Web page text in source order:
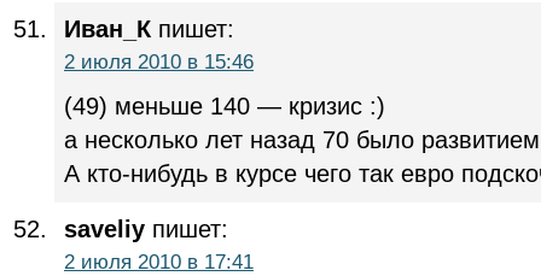
Иван_К пишет:
2 июля 2010 в 15:46
(49) меньше 140 — кризис :)
а несколько лет назад 70 было
А кто-нибудь в курсе чего так евро
saveliy пишет:
2 июля 2010 в 17:41